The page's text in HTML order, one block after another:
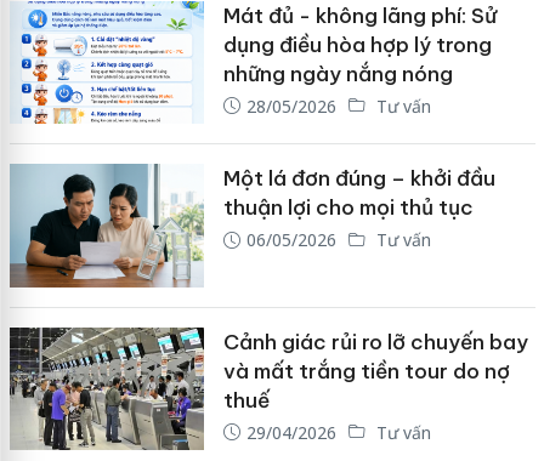
Mát đủ - không lãng phí: Sử
dụng điều hòa hợp lý trong
những ngày nắng nóng
28/05/2026 Tư vấn
Một lá đơn đúng – khởi đầu
thuận lợi cho mọi thủ tục
06/05/2026 Tư vấn
Cảnh giác rủi ro lỡ chuyến bay
và mất trắng tiền tour do nợ
thuế
29/04/2026 Tư vấn